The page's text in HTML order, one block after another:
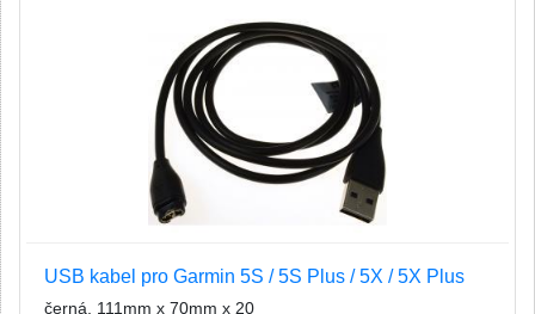
USB kabel pro Garmin 5S / 5S Plus / 5X / 5X Plus
černá, 111mm x 70mm x 20